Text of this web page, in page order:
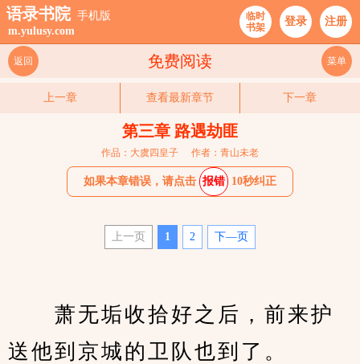
语录书院 手机版
m.yulusy.com
临时
书架
登录 注册
免费阅读
返回 菜单
上一章 查看最新章节 下一章
第三章 路遇劫匪
作品：大虞四皇子 作者：青山未老
如果本章错误，请点击 报错 10秒纠正
上一页 1 2 下—页
萧无垢收拾好之后，前来护
送他到京城的卫队也到了。